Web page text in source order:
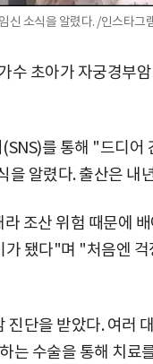
신 소식을 알렸다. /인스타그
수 초아가 자궁경부
를 통해 "드디어
을 알렸다. 출산은 내
조산 위험 때문에
됐다"며 "처음엔
진단을 받았다. 여러
는 수술을 통해 치료